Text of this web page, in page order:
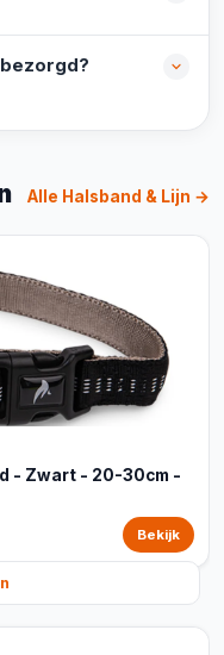
Alle Halsband & Lijn →
- Zwart - 20-30cm -
Bekijk